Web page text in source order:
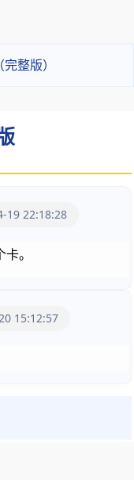
整版）
19 22:18:28
。
15:12:57